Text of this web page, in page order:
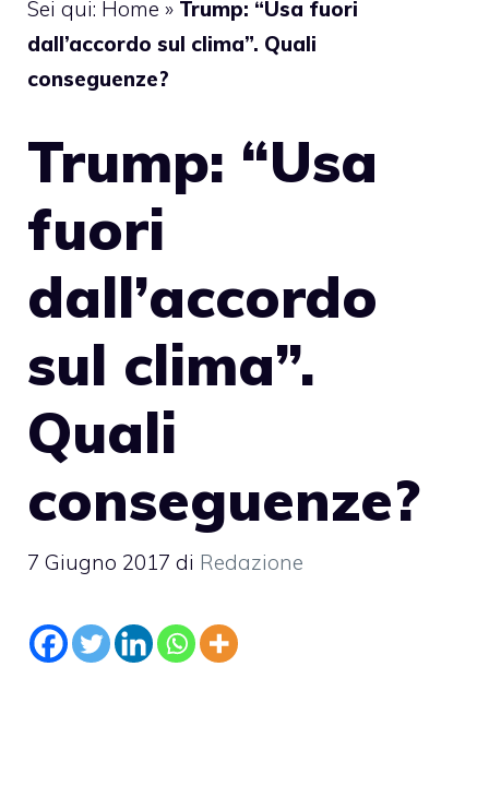
Sei qui: Home » Trump: “Usa fuori
dall’accordo sul clima”. Quali
conseguenze?
Trump: “Usa
fuori
dall’accordo
sul clima”.
Quali
conseguenze?
7 Giugno 2017 di Redazione